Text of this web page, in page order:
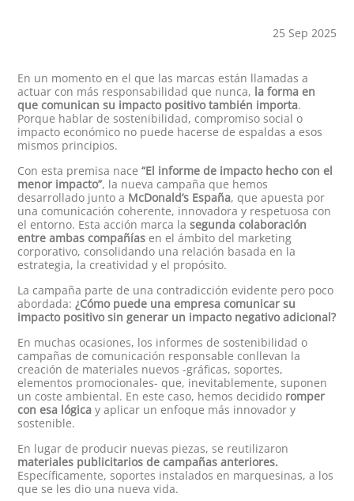
25 Sep 2025
En un momento en el que las marcas están llamadas a
actuar con más responsabilidad que nunca, la forma en
que comunican su impacto positivo también importa.
Porque hablar de sostenibilidad, compromiso social o
impacto económico no puede hacerse de espaldas a esos
mismos principios.
Con esta premisa nace“El informe de impacto hecho con el
menor impacto”, la nueva campaña que hemos
desarrollado junto a McDonald’s España, que apuesta por
una comunicación coherente, innovadora y respetuosa con
el entorno. Esta acción marca la segunda colaboración
entre ambas compañías en el ámbito del marketing
corporativo, consolidando una relación basada en la
estrategia, la creatividad y el propósito.
La campaña parte de una contradicción evidente pero poco
abordada:¿Cómo puede una empresa comunicar su
impacto positivo sin generar un impacto negativo adicional?
En muchas ocasiones, los informes de sostenibilidad o
campañas de comunicación responsable conllevan la
creación de materiales nuevos -gráficas, soportes,
elementos promocionales- que, inevitablemente, suponen
un coste ambiental. En este caso, hemos decidido romper
con esa lógica y aplicar un enfoque más innovador y
sostenible.
En lugar de producir nuevas piezas, se reutilizaron
materiales publicitarios de campañas anteriores.
Específicamente, soportes instalados en marquesinas, a los
que se les dio una nueva vida.